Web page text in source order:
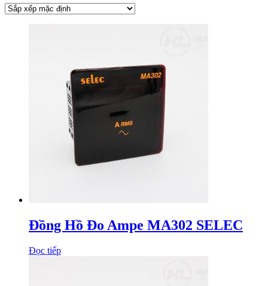
Đồng Hồ Đo Ampe MA302 SELEC
Đọc tiếp